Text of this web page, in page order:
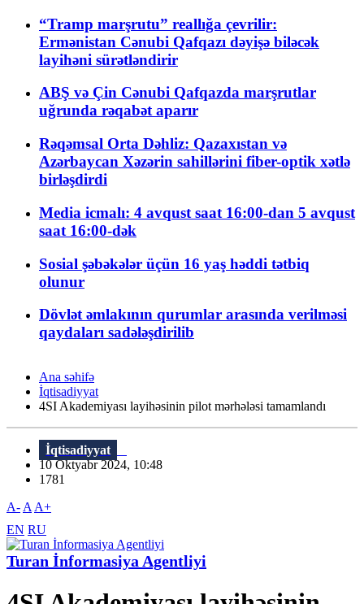
“Tramp marşrutu” reallığa çevrilir:
Ermənistan Cənubi Qafqazı dəyişə biləcək
layihəni sürətləndirir
ABŞ və Çin Cənubi Qafqazda marşrutlar
uğrunda rəqabət aparır
Rəqəmsal Orta Dəhliz: Qazaxıstan və
Azərbaycan Xəzərin sahillərini fiber-optik xətlə
birləşdirdi
Media icmalı: 4 avqust saat 16:00-dan 5 avqust
saat 16:00-dək
Sosial şəbəkələr üçün 16 yaş həddi tətbiq
olunur
Dövlət əmlakının qurumlar arasında verilməsi
qaydaları sadələşdirilib
Ana səhifə
İqtisadiyyat
4SI Akademiyası layihəsinin pilot mərhələsi tamamlandı
İqtisadiyyat
10 Oktyabr 2024, 10:48
1781
A- A A+
EN RU
Turan İnformasiya Agentliyi